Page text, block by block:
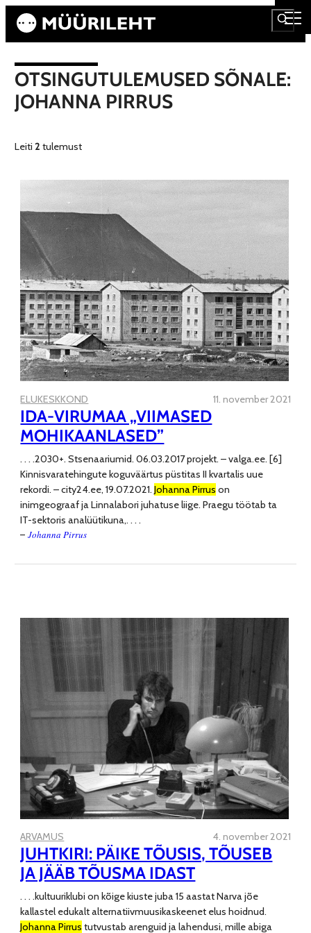
OTSINGUTULEMUSED SÕNALE:
JOHANNA PIRRUS
Leiti2 tulemust
ELUKESKKOND 11. november 2021
IDA-VIRUMAA „VIIMASED
MOHIKAANLASED”
. . . .2030+. Stsenaariumid. 06.03.2017 projekt. – valga.ee. [6]
Kinnisvaratehingute koguväärtus püstitas II kvartalis uue
rekordi. – city24.ee, 19.07.2021.Johanna Pirrus on
inimgeograaf ja Linnalabori juhatuse liige. Praegu töötab ta
IT-sektoris analüütikuna,. . . .
– Johanna Pirrus
ARVAMUS 4. november 2021
JUHTKIRI: PÄIKE TÕUSIS, TÕUSEB
JA JÄÄB TÕUSMA IDAST
. . . .kultuuriklubi on kõige kiuste juba 15 aastat Narva jõe
kallastel edukalt alternatiivmuusikaskeenet elus hoidnud.
Johanna Pirrus tutvustab arenguid ja lahendusi, mille abiga